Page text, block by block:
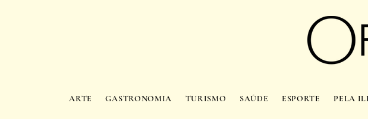
ARTE GASTRONOMIA TURISMO SAÚDE ESPORTE PELA